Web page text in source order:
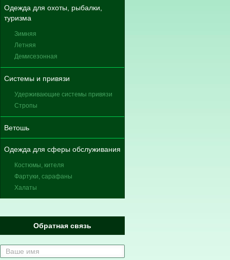
Одежда для охоты, рыбалки,
туризма
Зимняя
Летняя
Демисезонная
Системы и привязи
Удерживающие системы привязи
Стропы
Ветошь
Одежда для сферы обслуживания
Костюмы, кителя
Фартуки, сарафаны
Халаты
Обратная связь